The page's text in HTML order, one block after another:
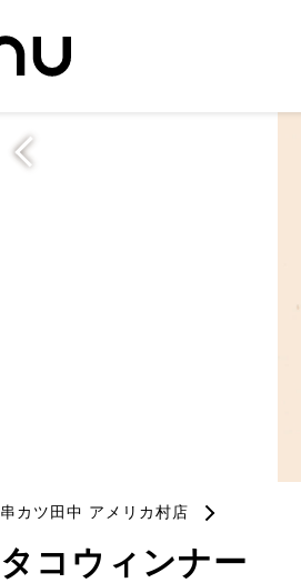
串カツ田中 アメリカ村店
タコウィンナー